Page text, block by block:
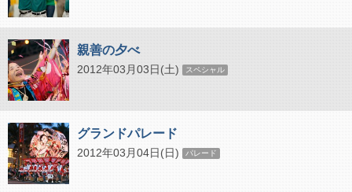
親善の夕べ
2012年03月03日(土) スペシャル
グランドパレード
2012年03月04日(日) パレード